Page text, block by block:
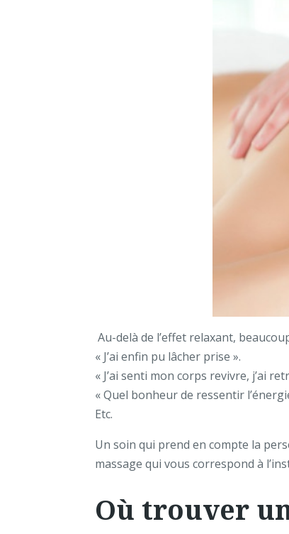
Au-delà de l’effet relaxant,
« J’ai enfin pu lâcher prise ».
« J’ai senti mon corps revivre, j’ai
« Quel bonheur de ressentir
Etc.
Un soin qui prend en compte la
massage qui vous correspond à
Où trouver